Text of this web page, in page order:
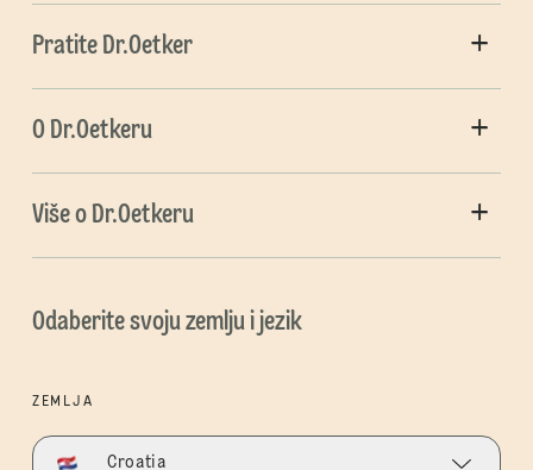
Pratite Dr.Oetker
O Dr.Oetkeru
Više o Dr.Oetkeru
Odaberite svoju zemlju i jezik
ZEMLJA
Croatia